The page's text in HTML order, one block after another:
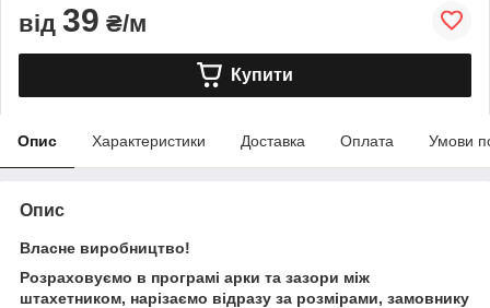
від 39 ₴/м
Купити
Опис Характеристики Доставка Оплата Умови
Опис
Власне виробництво!
Розраховуємо в програмі арки та зазори між
штахетником, нарізаємо відразу за розмірами, замовнику